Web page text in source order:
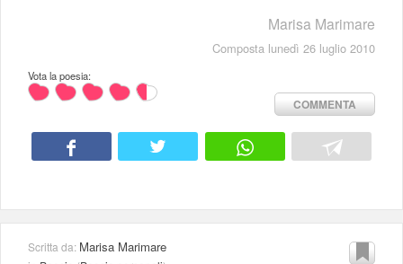
Marisa Marimare
Composta lunedì 26 luglio 2010
Vota la poesia:
COMMENTA
Scritta da: Marisa Marimare